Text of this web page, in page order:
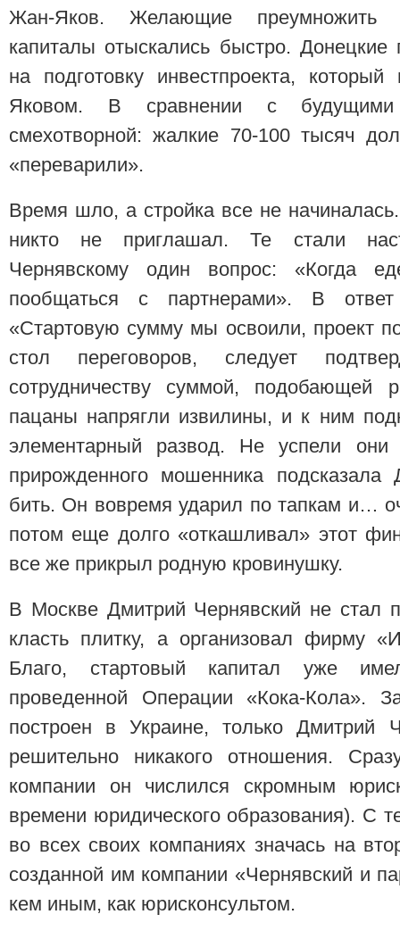
Жан-Яков. Желающие преумножить
капиталы отыскались быстро. Донецкие
на подготовку инвестпроекта,
Яковом. В сравнении с
смехотворной: жалкие 70-100 тысяч
«переварили».
Время шло, а стройка все не
никто не приглашал. Те стали
Чернявскому один вопрос: «Когда
пообщаться с партнерами». В
«Стартовую сумму мы освоили, проект
стол переговоров, следует
сотрудничеству суммой, подобающей
пацаны напрягли извилины, и к ним
элементарный развод. Не успели они
прирожденного мошенника
бить. Он вовремя ударил по тапкам и…
потом еще долго «откашливал» этот
все же прикрыл родную кровинушку.
В Москве Дмитрий Чернявский не стал
класть плитку, а организовал фирму
Благо, стартовый капитал уже
проведенной Операции «Кока-Кола».
построен в Украине, только Дмитрий
решительно никакого отношения.
компании он числился скромным
времени юридического образования). С
во всех своих компаниях значась на
созданной им компании «Чернявский и
кем иным, как юрисконсультом.